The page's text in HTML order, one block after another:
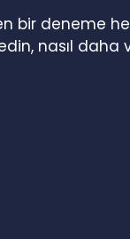
bir deneme
nasıl